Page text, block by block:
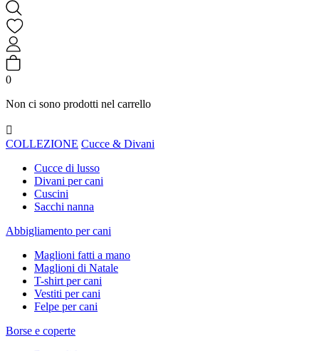
0
Non ci sono prodotti nel carrello

COLLEZIONE Cucce & Divani
Cucce di lusso
Divani per cani
Cuscini
Sacchi nanna
Abbigliamento per cani
Maglioni fatti a mano
Maglioni di Natale
T-shirt per cani
Vestiti per cani
Felpe per cani
Borse e coperte